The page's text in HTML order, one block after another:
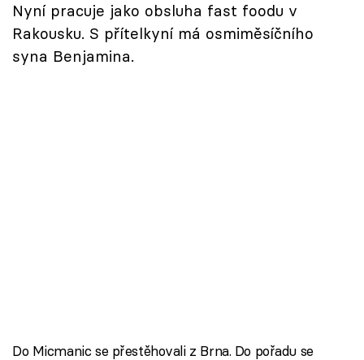
Těhotnej kuchař
Sledujte prima+
Nyní pracuje jako obsluha fast foodu v
Rakousku. S přítelkyní má osmiměsíčního
syna Benjamina.
Do Micmanic se přestěhovali z Brna. Do pořadu se